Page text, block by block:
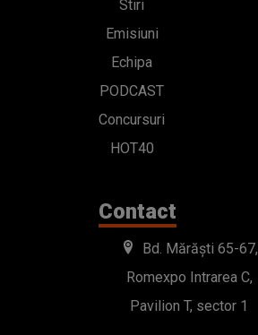
Stiri
Emisiuni
Echipa
PODCAST
Concursuri
HOT40
Contact
Bd. Mărăști 65-67,
Romexpo Intrarea C,
Pavilion T, sector 1